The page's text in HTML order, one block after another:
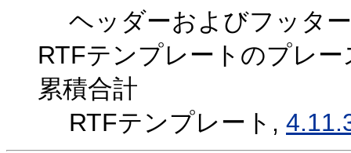
ヘッダーおよびフッタ
RTFテンプレートのプレ
累積合計
RTFテンプレート,